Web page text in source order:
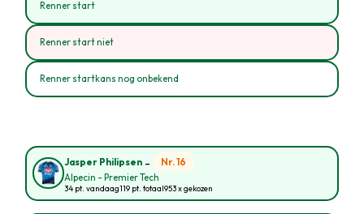
Renner start
Renner start niet
Renner startkans nog onbekend
Jasper Philipsen - Nr. 16
Alpecin - Premier Tech
34 pt. vandaag119 pt. totaal953 x gekozen